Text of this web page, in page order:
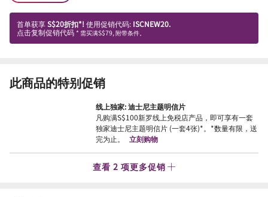
首单获享S$20折扣*! 使用促销代码: ISCNEW20.
点击复制促销代码 * 需买满S$79, 附带条件。
此商品的特别促销
线上独家: 迪士尼主题明信片
凡购满S$100新罗线上免税店产品，即可享有一套
独家迪士尼主题明信片 (一套4张)*。*数量有限，送
完为止。
立刻购物
查看 2 项更多促销